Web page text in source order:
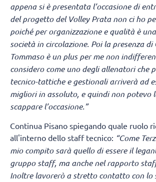
appena si è presentata l’occasione di
del progetto del Volley Prata non ci ho
poiché per organizzazione e qualità è
società in circolazione. Poi la presenza di
Tommaso è un plus per me non
considero come uno degli allenatori che
tecnico-tattiche e gestionali arriverà ad
migliori in assoluto, e quindi non potevo
scappare l’occasione.”
Continua Pisano spiegando quale ruolo
all'interno dello staff tecnico: “Come
mio compito sarà quello di essere il
gruppo staff, ma anche nel rapporto
Inoltre lavorerò a stretto contatto con lo